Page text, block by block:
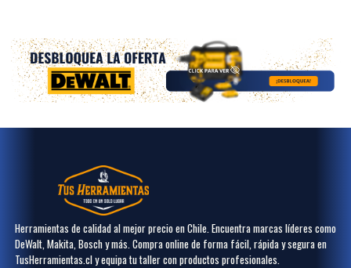
Herramientas de calidad al mejor precio en Chile. Encuentra marcas líderes como
DeWalt, Makita, Bosch y más. Compra online de forma fácil, rápida y segura en
TusHerramientas.cl y equipa tu taller con productos profesionales.